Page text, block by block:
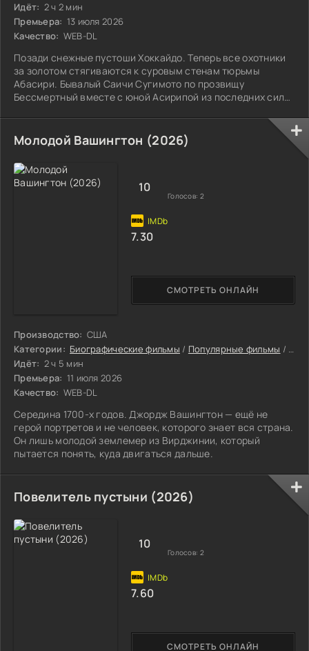
Идёт: 2 ч 2 мин
Премьера: 13 июля 2026
Качество: WEB-DL
Позади снежные пустоши Хоккайдо. Теперь все охотники
за золотом стягиваются к суровым стенам тюрьмы
Абасири. Бывалый Саичи Сугимото по прозвищу
Бессмертный вместе с юной Асирипой из последних сил
татуированной картой, которую срезали с беглых
каторжников, идёт безжалостная погоня. С одной
стороны давят солдаты безумного лейтенанта Цуруми, с
другой — недобитые самураи-повстанцы под началом
Хидзикаты. Вчерашние союзники становятся
Молодой Вашингтон (2026)
Производство: США
Категории: Биографические фильмы / Популярные фильмы /
Идёт: 2 ч 5 мин
Премьера: 11 июля 2026
Качество: WEB-DL
Середина 1700-х годов. Джордж Вашингтон — ещё не
герой портретов и не человек, которого знает вся страна.
Он лишь молодой землемер из Вирджинии, который
пытается понять, куда двигаться дальше.
СМОТРЕТЬ ОНЛАЙН
10
Голосов: 2
7.30
Повелитель пустыни (2026)
СМОТРЕТЬ ОНЛАЙН
10
Голосов: 2
7.60